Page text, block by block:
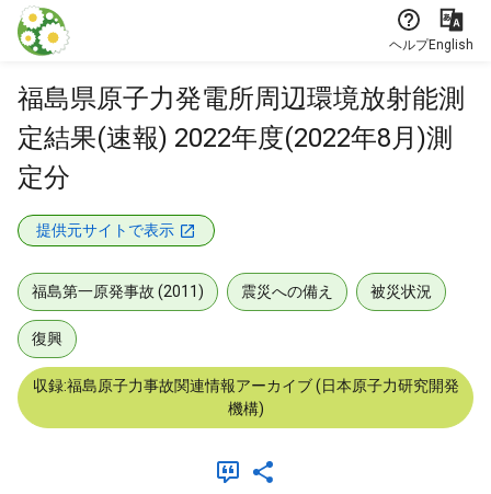
本文に飛ぶ
ヘルプEnglish
福島県原子力発電所周辺環境放射能測
定結果(速報) 2022年度(2022年8月)測
定分
提供元サイトで表示
福島第一原発事故 (2011) 震災への備え 被災状況
復興
収録:福島原子力事故関連情報アーカイブ (日本原子力研究開発
機構)